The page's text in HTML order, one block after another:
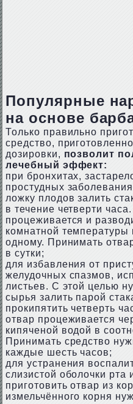
Популярные
на основе
Только правильно
средство,
дозировки, позволит
лечебный эффект:
при бронхитах,
простудных
ложку плодов залить
в течение четверти
процеживается и
комнатной
одному. Принимать
в сутки;
для избавления от
желудочных спазмов,
листьев. С этой целью
сырья залить парой
прокипятить четверть
отвар процеживается
кипяченой водой в
Принимать средство
каждые шесть часов;
для устранения
слизистой оболочки рта
приготовить отвар из
измельчённого корня